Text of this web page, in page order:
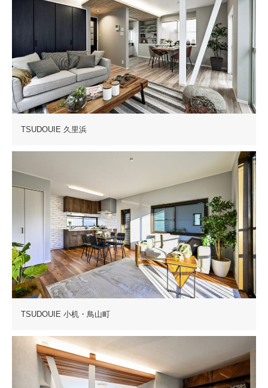
TSUDOUIE 久里浜
TSUDOUIE 小机・鳥山町